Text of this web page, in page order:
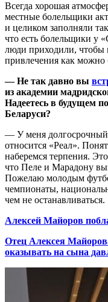
Всегда хорошая
местные болельщики
и целиком заполняли
что есть болельщики у
люди приходили, чтобы
привлечения как можно
— Не так давно вы
из академии
Надеетесь в будущем
Беларуси?
— У меня
относится «Реал».
наберемся терпения.
что Пеле и Марадону
Пожелаю молодым
чемпионаты,
чем не останавливаться.
Алексей Майоров
Отец Алексея
оказывать на сына